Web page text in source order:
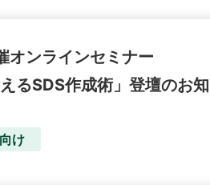
オンラインセミナー
るSDS作成術」登壇のお
け